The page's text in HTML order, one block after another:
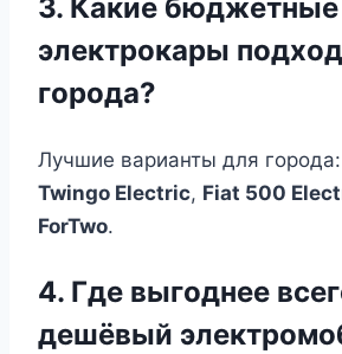
3. Какие бюджетные
электрокары
города?
Лучшие варианты для города:
Twingo Electric, Fiat 500
ForTwo.
4. Где выгоднее
дешёвый